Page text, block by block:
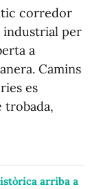
corredor
industrial per
a
Camins
es
trobada,
arriba a